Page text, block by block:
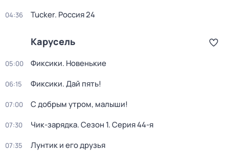
04:36 Tucker. Россия 24
Карусель
05:00 Фиксики. Новенькие
06:15 Фиксики. Дай пять!
07:00 С добрым утром, малыши!
07:30 Чик-зарядка. Сезон 1. Серия 44-я
07:35 Лунтик и его друзья